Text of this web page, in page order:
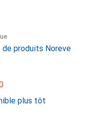
de produits Noreve
plus tôt